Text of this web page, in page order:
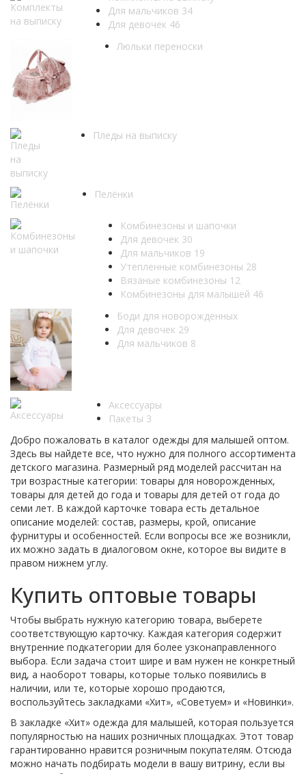
Для мальчиков 34
Для девочек 46
Люльки переноски
Пледы на выписку
Пелёнки
Комбинезоны и шапочки
Для девочек 30
Для мальчиков 19
Утепленные комбинезоны 28
Вязаные комбинезоны 12
Комбинезоны для малышей 46
Боди для новорожденных
Для девочек 29
Для мальчиков 8
Аксессуары
Пакеты 3
Добро пожаловать в каталог одежды для малышей оптом.
Здесь вы найдете все, что нужно для полного ассортимента
детского магазина. Размерный ряд моделей рассчитан на
три возрастные категории: товары для новорожденных,
товары для детей до года и товары для детей от года до
семи лет. В каждой карточке товара есть детальное
описание моделей: состав, размеры, крой, описание
фурнитуры и особенностей. Если вопросы все же возникли,
их можно задать в диалоговом окне, которое вы видите в
правом нижнем углу.
Купить оптовые товары
Чтобы выбрать нужную категорию товара, выберете
соответствующую карточку. Каждая категория содержит
внутренние подкатегории для более узконаправленного
выбора. Если задача стоит шире и вам нужен не конкретный
вид, а наоборот товары, которые только появились в
наличии, или те, которые хорошо продаются,
воспользуйтесь закладками «Хит», «Советуем» и «Новинки».
В закладке «Хит» одежда для малышей, которая пользуется
популярностью на наших розничных площадках. Этот товар
гарантированно нравится розничным покупателям. Отсюда
можно начать подбирать модели в вашу витрину, если вы